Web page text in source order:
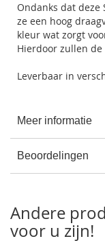
Ondanks dat deze
ze een hoog
kleur wat zorgt
Hierdoor zullen
Leverbaar in
Meer informatie
Beoordelingen
Andere
voor u zijn!